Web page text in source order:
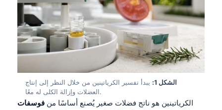
الشكل 1:
يبدأ تفسير الكرياتينين من خلال النظر إلى إنتاج
العضلات وإزالة الكلى له معًا.
الكرياتينين هو ناتج فضلات صغير يُصنع أساسًا من فوسفات